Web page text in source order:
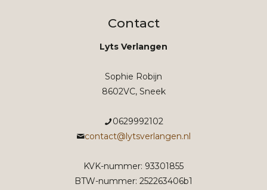
Contact
Lyts Verlangen
Sophie Robijn
8602VC, Sneek
0629992102
contact@lytsverlangen.nl
KVK-nummer: 93301855
BTW-nummer: 252263406b1